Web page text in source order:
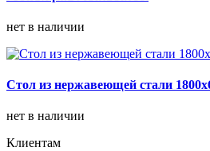
нет в наличии
Стол из нержавеющей стали
нет в наличии
Клиентам